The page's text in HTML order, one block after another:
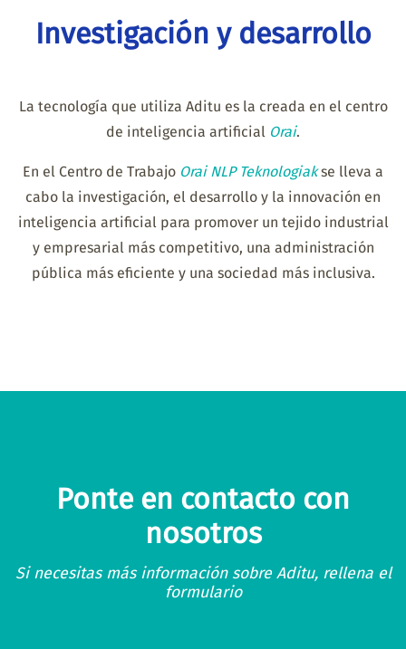
Investigación y desarrollo
La tecnología que utiliza Aditu es la creada en el centro
de inteligencia artificial Orai.
En el Centro de Trabajo Orai NLP Teknologiakse lleva a
cabo la investigación, el desarrollo y la innovación en
inteligencia artificial para promover un tejido industrial
y empresarial más competitivo, una administración
pública más eficiente y una sociedad más inclusiva.
Ponte en contacto con
nosotros
Si necesitas más información sobre Aditu, rellena el
formulario